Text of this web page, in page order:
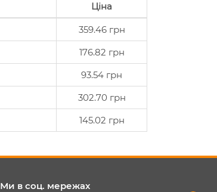
Ціна
359.46 грн
176.82 грн
93.54 грн
302.70 грн
145.02 грн
Ми в соц. мережах